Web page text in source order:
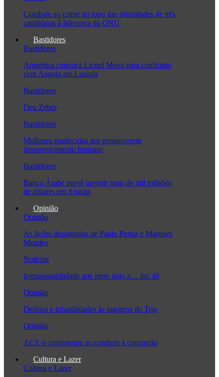
Combate ao crime no topo das prioridades de três
candidatas à liderança da ONU
Bastidores
Bastidores
Argentina convoca Lionel Messi para confronto
com Angola em Luanda
Bastidores
Deu Zebra
Bastidores
Mulheres enaltecidas por promoverem
desenvolvimento humano
Bastidores
Banco Árabe prevê investir mais de mil milhões
de dólares em Angola
Opinião
Opinião
As lições desastradas de Paulo Portas e Marques
Mendes
Notícias
Irresponsabilidade que mete nojo e… faz dó
Opinião
Delírios e infantilidades às margens do Tejo
Opinião
ACJ: o combatente ao combate à corrupção
Cultura e Lazer
Cultura e Lazer